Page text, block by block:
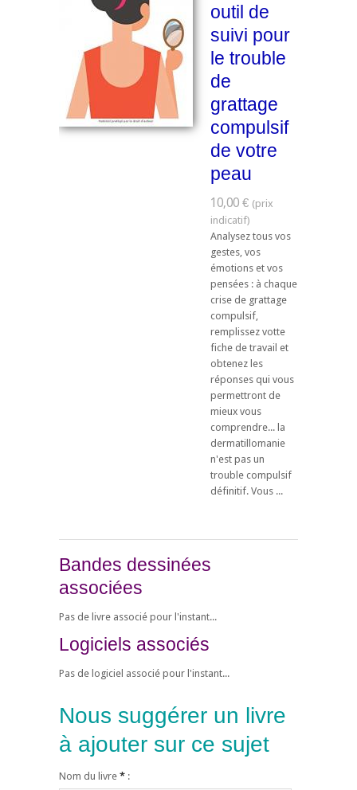
outil de
suivi pour
le trouble
de
grattage
compulsif
de votre
peau
10,00 €
Analysez tous vos
gestes, vos
émotions et vos
pensées : à chaque
crise de grattage
compulsif,
remplissez votte
fiche de travail et
obtenez les
réponses qui vous
permettront de
mieux vous
comprendre... la
dermatillomanie
n'est pas un
trouble compulsif
définitif. Vous ...
Bandes dessinées
associées
Pas de livre associé pour l'instant...
Logiciels associés
Pas de logiciel associé pour l'instant...
Nous suggérer un livre
à ajouter sur ce sujet
Nom du livre * :